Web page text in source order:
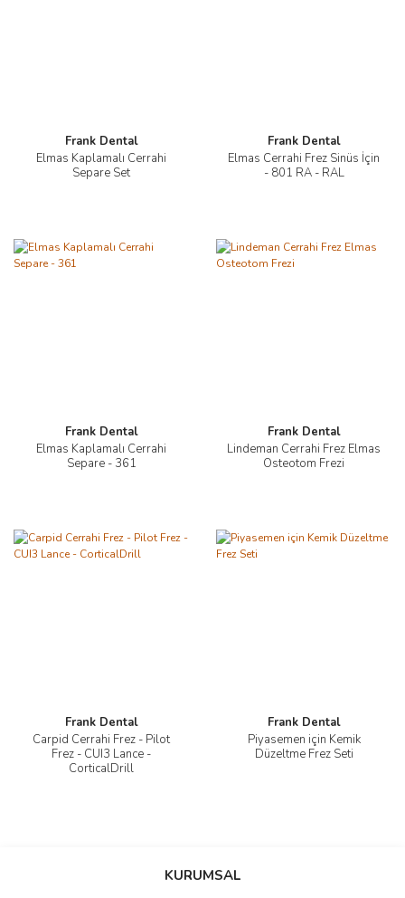
Frank Dental
Elmas Kaplamalı Cerrahi
Separe Set
Frank Dental
Elmas Cerrahi Frez Sinüs İçin
- 801 RA - RAL
Frank Dental
Elmas Kaplamalı Cerrahi
Separe - 361
Frank Dental
Lindeman Cerrahi Frez Elmas
Osteotom Frezi
Frank Dental
Carpid Cerrahi Frez - Pilot
Frez - CUI3 Lance -
CorticalDrill
Frank Dental
Piyasemen için Kemik
Düzeltme Frez Seti
KURUMSAL